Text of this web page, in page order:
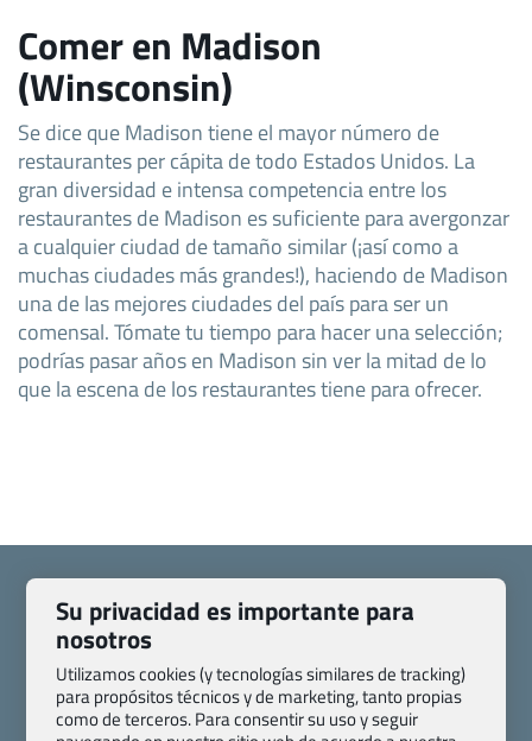
Comer en Madison
(Winsconsin)
Se dice que Madison tiene el mayor número de
restaurantes per cápita de todo Estados Unidos. La
gran diversidad e intensa competencia entre los
restaurantes de Madison es suficiente para avergonzar
a cualquier ciudad de tamaño similar (¡así como a
muchas ciudades más grandes!), haciendo de Madison
una de las mejores ciudades del país para ser un
comensal. Tómate tu tiempo para hacer una selección;
podrías pasar años en Madison sin ver la mitad de lo
que la escena de los restaurantes tiene para ofrecer.
Quienes somos
Contacto
Pasaporte, Visado, Salud y otras disposiciones específicas
Blog de Viajes.com
Registro de agencias
Su privacidad es importante para
nosotros
Utilizamos cookies (y tecnologías similares de tracking)
para propósitos técnicos y de marketing, tanto propias
como de terceros. Para consentir su uso y seguir